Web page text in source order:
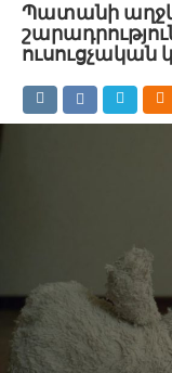
Պատանի աղջկա
ուսուցչական